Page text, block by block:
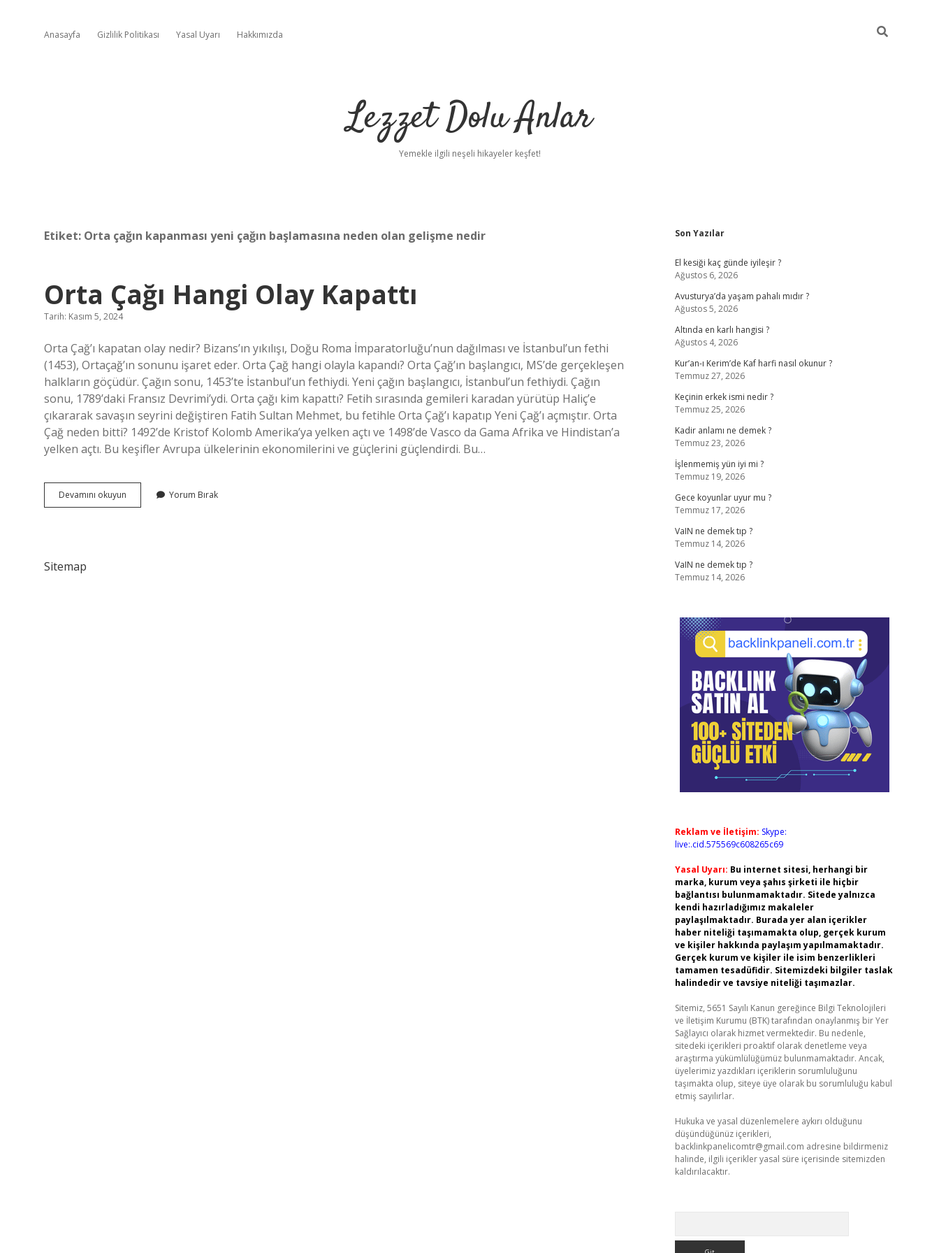
Anasayfa Gizlilik Politikası Yasal Uyarı Hakkımızda
Lezzet Dolu Anlar
Yemekle ilgili neşeli hikayeler keşfet!
Etiket: Orta çağın kapanması yeni çağın başlamasına neden olan gelişme nedir
Orta Çağı Hangi Olay Kapattı
Tarih: Kasım 5, 2024
Orta Çağ’ı kapatan olay nedir? Bizans’ın yıkılışı, Doğu Roma İmparatorluğu’nun dağılması ve İstanbul’un fethi
(1453), Ortaçağ’ın sonunu işaret eder. Orta Çağ hangi olayla kapandı? Orta Çağ’ın başlangıcı, MS’de gerçekleşen
halkların göçüdür. Çağın sonu, 1453’te İstanbul’un fethiydi. Yeni çağın başlangıcı, İstanbul’un fethiydi. Çağın
sonu, 1789’daki Fransız Devrimi’ydi. Orta çağı kim kapattı? Fetih sırasında gemileri karadan yürütüp Haliç’e
çıkararak savaşın seyrini değiştiren Fatih Sultan Mehmet, bu fetihle Orta Çağ’ı kapatıp Yeni Çağ’ı açmıştır. Orta
Çağ neden bitti? 1492’de Kristof Kolomb Amerika’ya yelken açtı ve 1498’de Vasco da Gama Afrika ve Hindistan’a
yelken açtı. Bu keşifler Avrupa ülkelerinin ekonomilerini ve güçlerini güçlendirdi. Bu…
Devamını okuyun
Çağı
Yorum Bırak
Sitemap
Sidebar
Son Yazılar
El kesiği kaç günde iyileşir ?
Ağustos 6, 2026
Avusturya’da yaşam pahalı mıdır ?
Ağustos 5, 2026
Altında en karlı hangisi ?
Ağustos 4, 2026
Kur’an-ı Kerim’de Kaf harfi nasıl okunur ?
Temmuz 27, 2026
Keçinin erkek ismi nedir ?
Temmuz 25, 2026
Kadir anlamı ne demek ?
Temmuz 23, 2026
İşlenmemiş yün iyi mi ?
Temmuz 19, 2026
Gece koyunlar uyur mu ?
Temmuz 17, 2026
VaIN ne demek tıp ?
Temmuz 14, 2026
VaIN ne demek tıp ?
Temmuz 14, 2026
Reklam ve İletişim: Skype:
live:.cid.575569c608265c69
Yasal Uyarı: Bu internet sitesi, herhangi bir
marka, kurum veya şahıs şirketi ile hiçbir
bağlantısı bulunmamaktadır. Sitede yalnızca
kendi hazırladığımız makaleler
paylaşılmaktadır. Burada yer alan içerikler
haber niteliği taşımamakta olup, gerçek kurum
ve kişiler hakkında paylaşım yapılmamaktadır.
Gerçek kurum ve kişiler ile isim benzerlikleri
tamamen tesadüfidir. Sitemizdeki bilgiler taslak
halindedir ve tavsiye niteliği taşımazlar.
Sitemiz, 5651 Sayılı Kanun gereğince Bilgi Teknolojileri
ve İletişim Kurumu (BTK) tarafından onaylanmış bir Yer
Sağlayıcı olarak hizmet vermektedir. Bu nedenle,
sitedeki içerikleri proaktif olarak denetleme veya
araştırma yükümlülüğümüz bulunmamaktadır. Ancak,
üyelerimiz yazdıkları içeriklerin sorumluluğunu
taşımakta olup, siteye üye olarak bu sorumluluğu kabul
etmiş sayılırlar.
Hukuka ve yasal düzenlemelere aykırı olduğunu
düşündüğünüz içerikleri,
backlinkpanelicomtr@gmail.com adresine bildirmeniz
halinde, ilgili içerikler yasal süre içerisinde sitemizden
kaldırılacaktır.
ilbet giriş